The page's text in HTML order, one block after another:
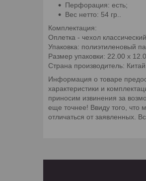
Перфорация: есть;
Вес нетто: 54 гр..
Комплектация:
Оплетка - чехол
Упаковка: полиэтиленовый
Размер упаковки: 22.00 х
Страна производитель: Китай
Информация о товаре
характеристики и
приносим извинения за
еще точнее! Ввиду того, что
отличаться от заявленных.